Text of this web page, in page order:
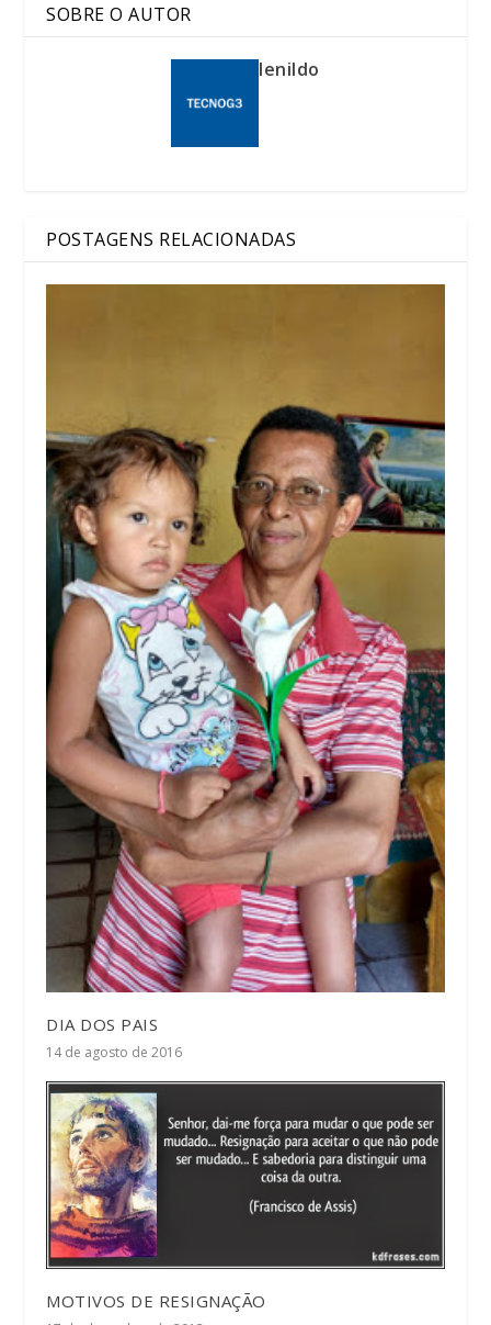
SOBRE O AUTOR
lenildo
POSTAGENS RELACIONADAS
DIA DOS PAIS
14 de agosto de 2016
MOTIVOS DE RESIGNAÇÃO